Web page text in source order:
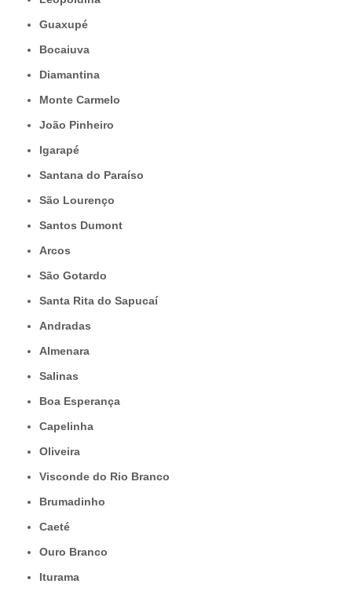
Guaxupé
Bocaiuva
Diamantina
Monte Carmelo
João Pinheiro
Igarapé
Santana do Paraíso
São Lourenço
Santos Dumont
Arcos
São Gotardo
Santa Rita do Sapucaí
Andradas
Almenara
Salinas
Boa Esperança
Capelinha
Oliveira
Visconde do Rio Branco
Brumadinho
Caeté
Ouro Branco
Iturama